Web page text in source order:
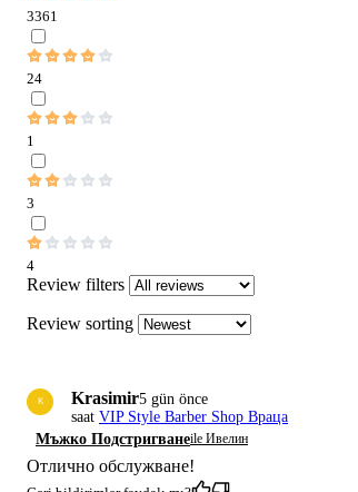
3361
24
1
3
4
Review filters
Review sorting
K Krasimir5 gün önce
saat VIP Style Barber Shop Враца
Мъжко Подстригванеile Ивелин
Отлично обслужване!